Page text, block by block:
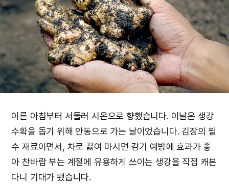
이른 아침부터 서둘러 시온으로 향했습니다. 이날은 생강
수확을 돕기 위해 안동으로 가는 날이었습니다. 김장의 필
수 재료이면서, 차로 끓여 마시면 감기 예방에 효과가 좋
아 찬바람 부는 계절에 유용하게 쓰이는 생강을 직접 캐본
다니 기대가 됐습니다.